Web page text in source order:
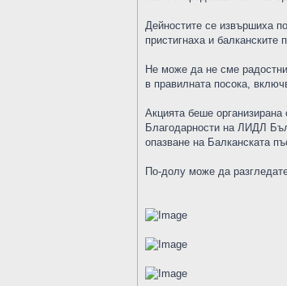
Дейностите се извършиха
пристигнаха и
Не може да не сме
в правилната посока,
Акцията беше
Благодарности на ЛИДЛ
опазване на Балканската
По-долу може да